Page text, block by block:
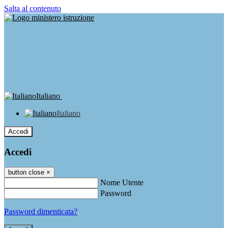
Salta al contenuto
Italiano
Italiano
Accedi
Accedi
button close ×
Nome Utente
Password
Password dimenticata?